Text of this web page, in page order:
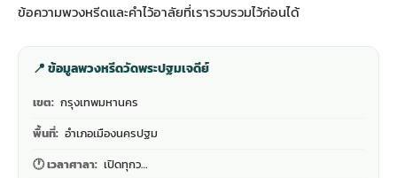
ข้อความพวงหรีดและคำไว้อาลัยที่เรารวบรวมไว้ก่อนได้
📍 ข้อมูลพวงหรีดวัดพระปฐมเจดีย์
เขต: กรุงเทพมหานคร
พื้นที่: อำเภอเมืองนครปฐม
🕐 เวลาศาลา: เปิดทุกว…